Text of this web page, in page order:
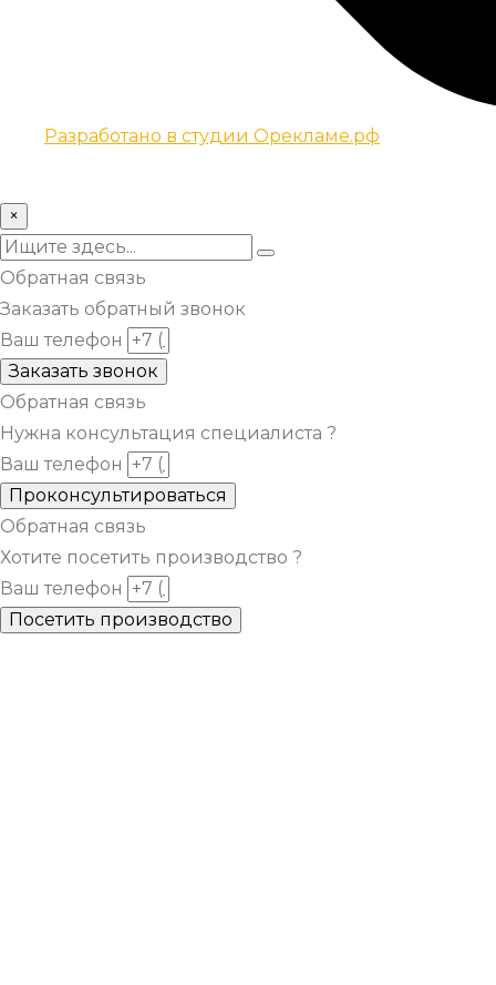
Разработано в студии Орекламе.рф
×
Обратная связь
Заказать обратный звонок
Ваш телефон
Заказать звонок
Обратная связь
Нужна консультация специалиста ?
Ваш телефон
Проконсультироваться
Обратная связь
Хотите посетить производство ?
Ваш телефон
Посетить производство